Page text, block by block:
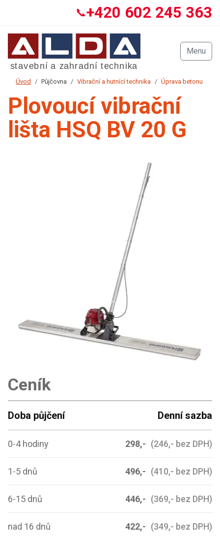
📞+420 602 245 363
Menu
Úvod Půjčovna Vibrační a hutnící technika Úprava betonu
Plovoucí vibrační
lišta HSQ BV 20 G
Ceník
Doba půjčení Denní sazba
0-4 hodiny 298,- (246,- bez DPH)
1-5 dnů 496,- (410,- bez DPH)
6-15 dnů 446,- (369,- bez DPH)
nad 16 dnů 422,- (349,- bez DPH)